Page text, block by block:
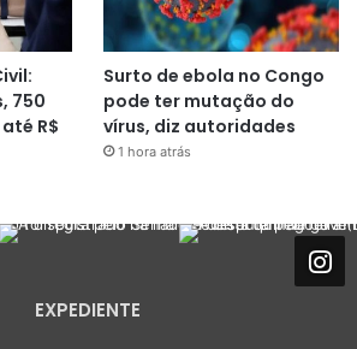
750
R$
Surto de ebola no Congo
pode ter mutação do
vírus, diz autoridades
1 hora atrás
EXPEDIENTE